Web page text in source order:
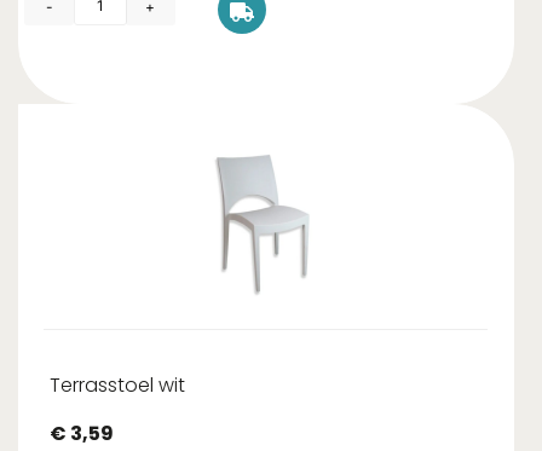
- +
Terrasstoel wit
€ 3,59